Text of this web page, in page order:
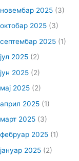
новембар 2025 (3)
октобар 2025 (3)
септембар 2025 (1)
јул 2025 (2)
јун 2025 (2)
мај 2025 (2)
април 2025 (1)
март 2025 (3)
фебруар 2025 (1)
јануар 2025 (2)